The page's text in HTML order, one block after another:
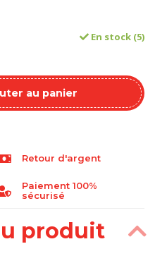
En stock (5)
au panier
Retour d'argent
Paiement 100%
sécurisé
produit